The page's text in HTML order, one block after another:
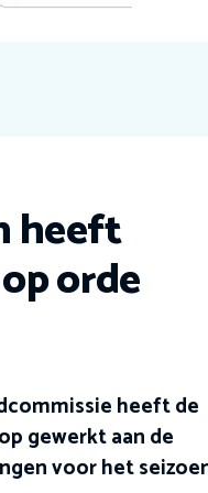
heeft
orde
heeft de
gewerkt aan de
voor het